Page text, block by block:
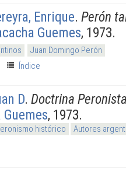
Enrique. Perón
Guemes, 1973.
Juan Domingo Perón
Índice
D. Doctrina
, 1973.
histórico
Autores